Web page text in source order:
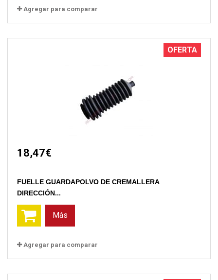
Agregar para comparar
OFERTA
18,47€
FUELLE GUARDAPOLVO DE CREMALLERA
DIRECCIÓN...
Más
Agregar para comparar